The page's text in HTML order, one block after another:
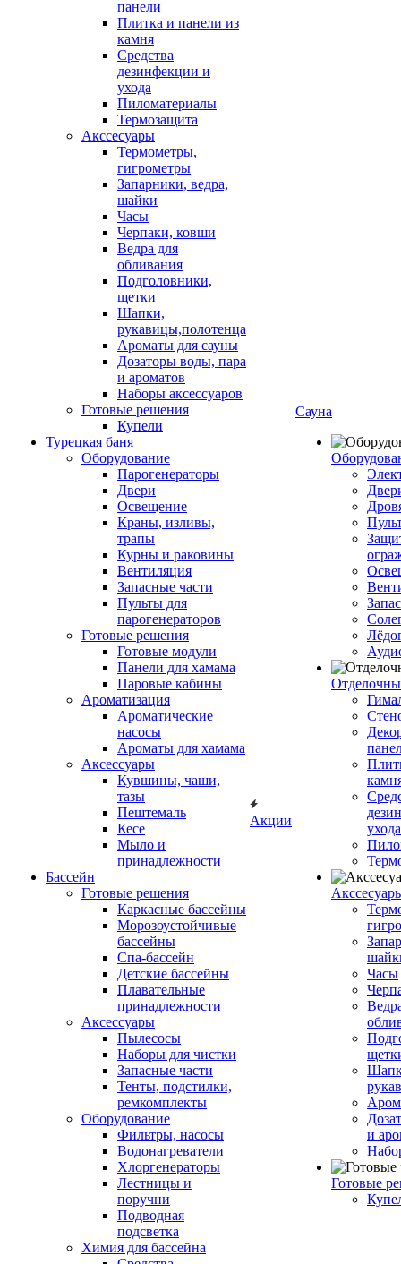
панели
Плитка и панели из
камня
Средства
дезинфекции и
ухода
Пиломатериалы
Термозащита
Аксcесуары
Термометры,
гигрометры
Запарники, ведра,
шайки
Часы
Черпаки, ковши
Ведра для
обливания
Подголовники,
щетки
Шапки,
рукавицы,полотенца
Ароматы для сауны
Дозаторы воды, пара
и ароматов
Наборы аксессуаров
Готовые решения
Купели
Турецкая баня
Оборудование
Парогенераторы
Двери
Освещение
Краны, изливы,
трапы
Курны и раковины
Вентиляция
Запасные части
Пульты для
парогенераторов
Готовые решения
Готовые модули
Панели для хамама
Паровые кабины
Ароматизация
Ароматические
насосы
Ароматы для хамама
Аксессуары
Кувшины, чаши,
тазы
Пештемаль
Кесе
Мыло и
принадлежности
Бассейн
Готовые решения
Каркасные бассейны
Морозоустойчивые
бассейны
Спа-бассейн
Детские бассейны
Плавательные
принадлежности
Аксессуары
Пылесосы
Наборы для чистки
Запасные части
Тенты, подстилки,
ремкомплекты
Оборудование
Фильтры, насосы
Водонагреватели
Хлоргенераторы
Лестницы и
поручни
Подводная
подсветка
Химия для бассейна
Акции
Сауна
ухода
Часы
и
Готовые